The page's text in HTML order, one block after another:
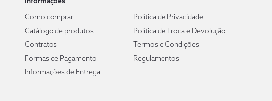
Como comprar
Catálogo de produtos
Contratos
Formas de Pagamento
Informações de Entrega
Política de Privacidade
Política de Troca e Devolução
Termos e Condições
Regulamentos